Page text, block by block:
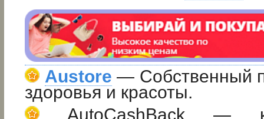
Austore — Собственный
здоровья и красоты.
AutoCashBack —